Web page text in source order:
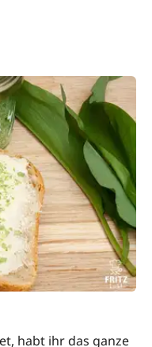
habt ihr das ganze